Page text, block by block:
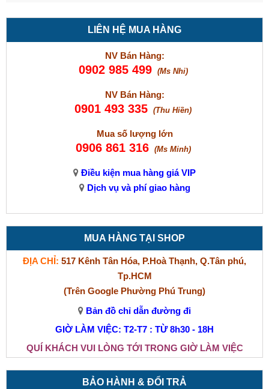
LIÊN HỆ MUA HÀNG
NV Bán Hàng:
0902 985 499 (Ms Nhi)
NV Bán Hàng:
0901 493 335 (Thu Hiền)
Mua số lượng lớn
0906 861 316 (Ms Minh)
Điều kiện mua hàng giá VIP
Dịch vụ và phí giao hàng
MUA HÀNG TẠI SHOP
ĐỊA CHỈ: 517 Kênh Tân Hóa, P.Hoà Thạnh, Q.Tân phú,
Tp.HCM
(Trên Google Phường Phú Trung)
Bản đồ chỉ dẫn đường đi
GIỜ LÀM VIỆC: T2-T7 : TỪ 8h30 - 18H
QUÍ KHÁCH VUI LÒNG TỚI TRONG GIỜ LÀM VIỆC
BẢO HÀNH & ĐỔI TRẢ